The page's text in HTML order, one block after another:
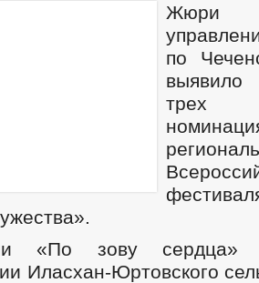
Жюри
по
выявило
трех
«По зову сердца»
Иласхан-Юртовского